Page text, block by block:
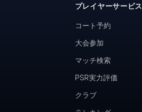
プレイヤーサービス
コート予約
大会参加
マッチ検索
PSR実力評価
クラブ